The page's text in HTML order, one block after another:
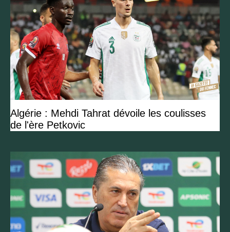
Algérie : Mehdi Tahrat dévoile les coulisses
de l'ère Petkovic